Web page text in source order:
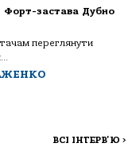
Форт-застава Дубно
переглянути
ВСІ ІНТЕРВ'Ю >